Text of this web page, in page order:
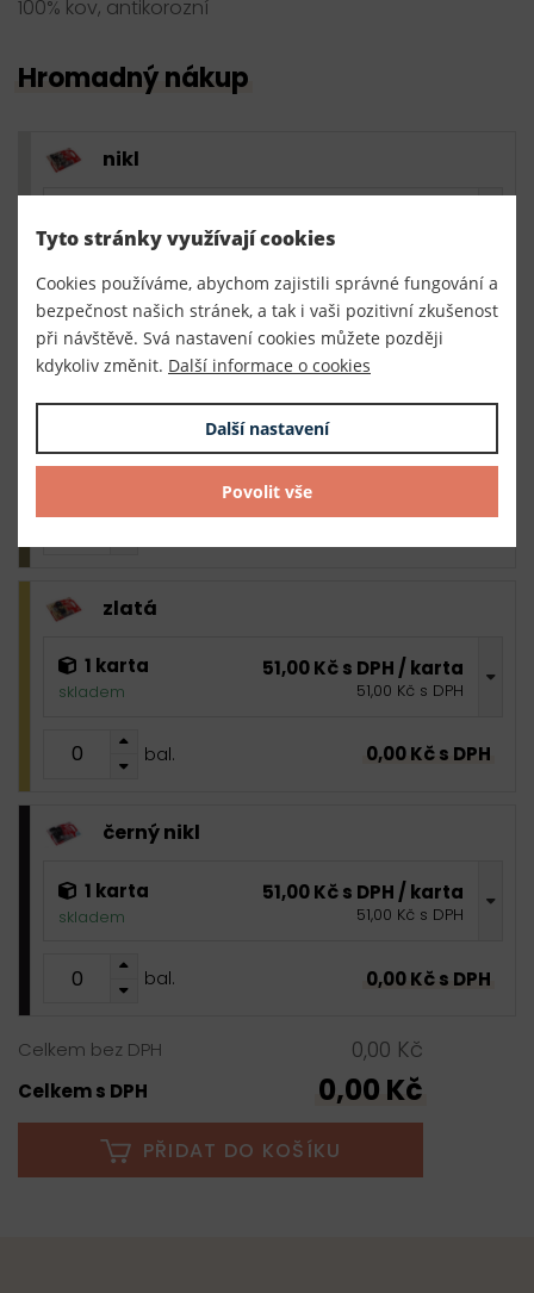
100% kov, antikorozní
Hromadný nákup
nikl
skladem
bal. 0,00 Kč s DPH
staromosaz
skladem
51,00 Kč s DPH / karta
51,00 Kč s DPH
zlatá
1 karta
skladem
51,00 Kč s DPH / karta
51,00 Kč s DPH
bal. 0,00 Kč s DPH
černý nikl
1 karta
skladem
51,00 Kč s DPH / karta
51,00 Kč s DPH
bal. 0,00 Kč s DPH
Celkem bez DPH 0,00 Kč
Celkem s DPH 0,00 Kč
PŘIDAT DO KOŠÍKU
Tyto stránky využívají cookies
Cookies používáme, abychom zajistili správné fungování a
bezpečnost našich stránek, a tak i vaši pozitivní zkušenost
při návštěvě. Svá nastavení cookies můžete později
kdykoliv změnit. Další informace o cookies
Další nastavení
Povolit vše